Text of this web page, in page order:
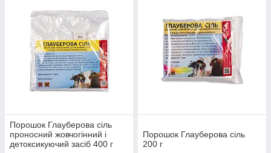
Порошок Глауберова сіль
проносний жовчогінний і
детоксикуючий засіб 400 г
Порошок Глауберова сіль
200 г